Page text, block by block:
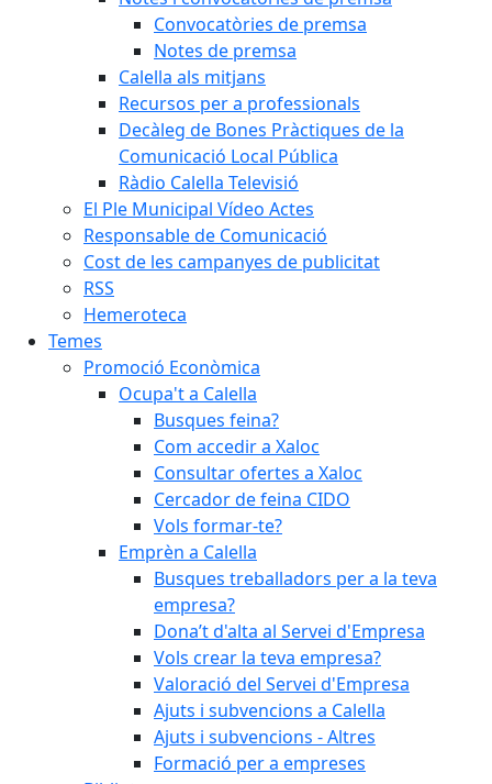
Convocatòries de premsa
Notes de premsa
Calella als mitjans
Recursos per a professionals
Decàleg de Bones Pràctiques de la
Comunicació Local Pública
Ràdio Calella Televisió
El Ple Municipal Vídeo Actes
Responsable de Comunicació
Cost de les campanyes de publicitat
RSS
Hemeroteca
Temes
Promoció Econòmica
Ocupa't a Calella
Busques feina?
Com accedir a Xaloc
Consultar ofertes a Xaloc
Cercador de feina CIDO
Vols formar-te?
Emprèn a Calella
Busques treballadors per a la teva
empresa?
Dona’t d'alta al Servei d'Empresa
Vols crear la teva empresa?
Valoració del Servei d'Empresa
Ajuts i subvencions a Calella
Ajuts i subvencions - Altres
Formació per a empreses